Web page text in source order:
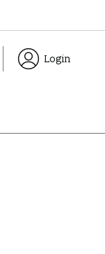
Login